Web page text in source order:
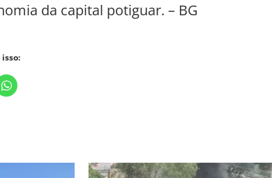
da capital potiguar. – BG